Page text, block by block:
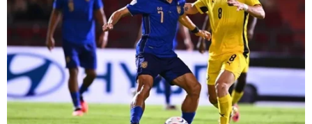
TIN LIÊN QUAN